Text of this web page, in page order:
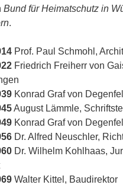
Bund für Heimatschutz in
.
Prof. Paul Schmohl,
Friedrich Freiherr von
Konrad Graf von
August Lämmle,
Konrad Graf von
Dr. Alfred Neuschler,
Dr. Wilhelm Kohlhaas,
Walter Kittel, Baudirektor